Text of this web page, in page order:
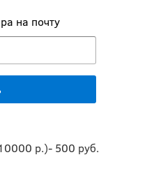
на почту
р.)- 500 руб.